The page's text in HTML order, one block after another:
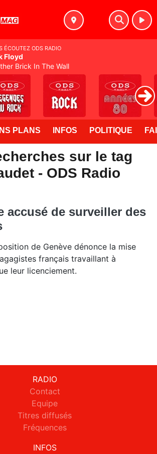
PLANS INFOS POLITIQUE
sur le tag
- ODS Radio
accusé de surveiller des
de Genève dénonce la mise
français travaillant à
leur licenciement.
RADIO
Contact
Equipe
Titres diffusés
Fréquences
INFOS
ÉCOUTEZ ODS RADIO
Floyd
Brick In The Wall